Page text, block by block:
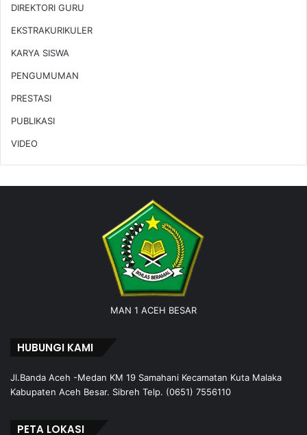
DIREKTORI GURU
EKSTRAKURIKULER
KARYA SISWA
PENGUMUMAN
PRESTASI
PUBLIKASI
VIDEO
MAN 1 ACEH BESAR
HUBUNGI KAMI
Jl.Banda Aceh -Medan KM 19 Samahani Kecamatan Kuta Malaka
Kabupaten Aceh Besar. Sibreh Telp. (0651) 7556110
PETA LOKASI